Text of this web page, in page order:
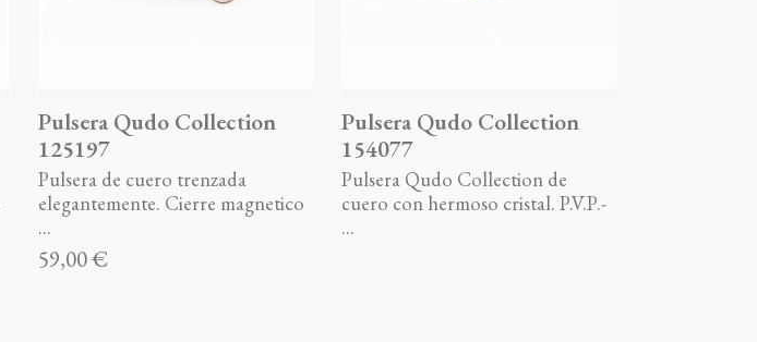
Pulsera Qudo Collection
125197
Pulsera de cuero trenzada
elegantemente. Cierre magnetico
...
59,00 €
Pulsera Qudo Collection
154077
Pulsera Qudo Collection de
cuero con hermoso cristal. P.V.P.-
...